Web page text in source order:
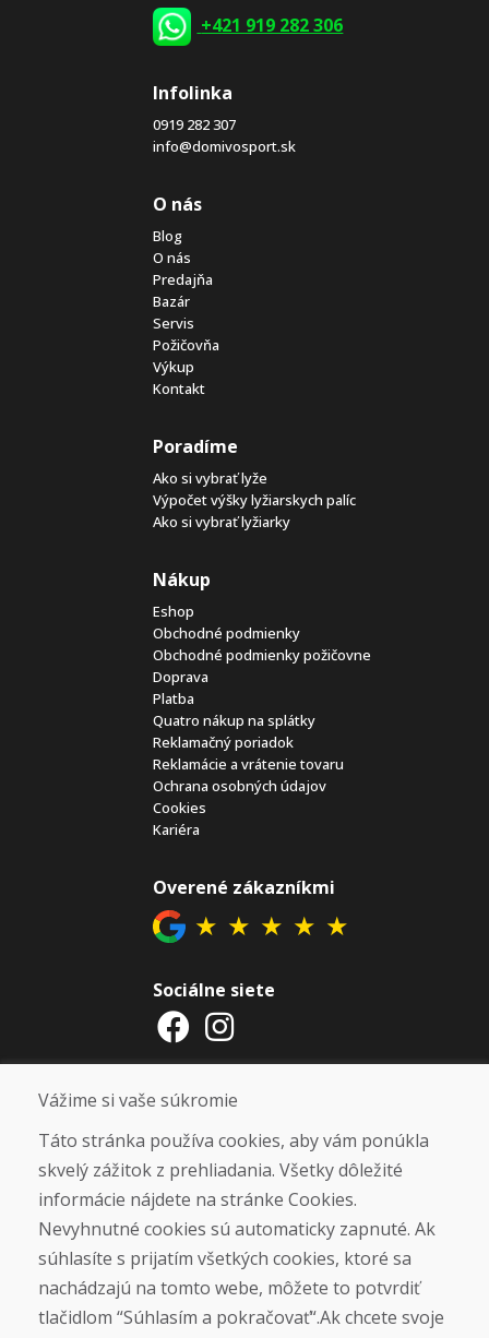
+421 919 282 306
Infolinka
0919 282 307
info@domivosport.sk
O nás
Blog
O nás
Predajňa
Bazár
Servis
Požičovňa
Výkup
Kontakt
Poradíme
Ako si vybrať lyže
Výpočet výšky lyžiarskych palíc
Ako si vybrať lyžiarky
Nákup
Eshop
Obchodné podmienky
Obchodné podmienky požičovne
Doprava
Platba
Quatro nákup na splátky
Reklamačný poriadok
Reklamácie a vrátenie tovaru
Ochrana osobných údajov
Cookies
Kariéra
Overené zákazníkmi
★ ★ ★ ★ ★
Sociálne siete
Otváracie hodiny
UKONČENÁ. ĎAKUJEME VÁM ZA
PRIAZEŇ A TEŠÍME SA NA VÁS OPÄŤ
OD 14. 9. 2026.
Nájsť na Google mape
Vážime si vaše súkromie
Táto stránka používa cookies, aby vám ponúkla
skvelý zážitok z prehliadania. Všetky dôležité
informácie nájdete na stránke Cookies.
Nevyhnutné cookies sú automaticky zapnuté. Ak
súhlasíte s prijatím všetkých cookies, ktoré sa
nachádzajú na tomto webe, môžete to potvrdiť
tlačidlom “Súhlasím a pokračovať“.Ak chcete svoje